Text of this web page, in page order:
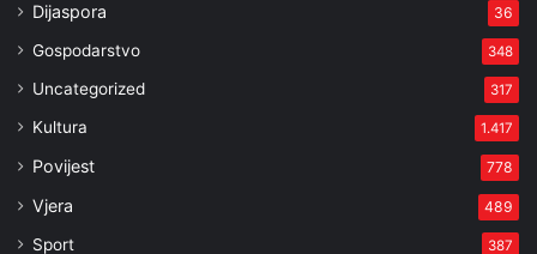
Dijaspora 36
Gospodarstvo 348
Uncategorized 317
Kultura 1.417
Povijest 778
Vjera 489
Sport 387